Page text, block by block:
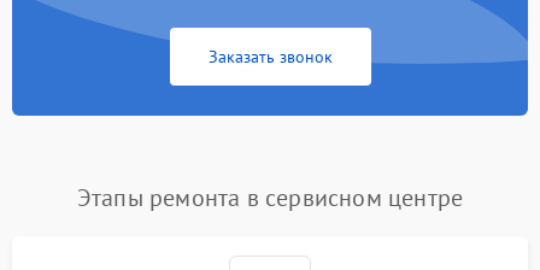
Заказать звонок
Этапы ремонта в сервисном центре